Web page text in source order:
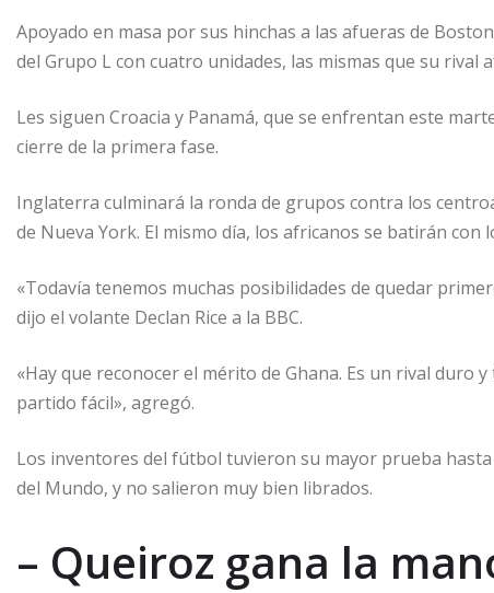
Apoyado en masa por sus hinchas a las afueras de
del Grupo L con cuatro unidades, las mismas que su rival
Les siguen Croacia y Panamá, que se enfrentan este
cierre de la primera fase.
Inglaterra culminará la ronda de grupos contra los
de Nueva York. El mismo día, los africanos se batirán con
«Todavía tenemos muchas posibilidades de quedar
dijo el volante Declan Rice a la BBC.
«Hay que reconocer el mérito de Ghana. Es un rival duro
partido fácil», agregó.
Los inventores del fútbol tuvieron su mayor prueba
del Mundo, y no salieron muy bien librados.
– Queiroz gana la